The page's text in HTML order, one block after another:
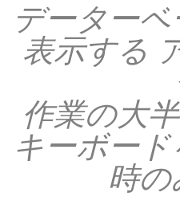
データー
表示する
作業の大
キーボー
時